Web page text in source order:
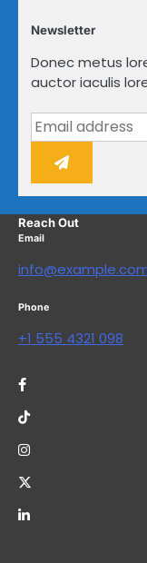
Newsletter
Donec metus
auctor iaculis
Reach Out
Email
Phone
+1 555 4321 098